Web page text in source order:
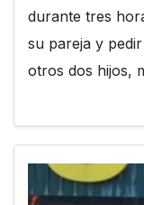
durante tres
su pareja y
otros dos hijos,